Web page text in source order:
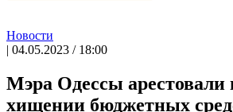
Новости
| 04.05.2023 / 18:00
Мэра Одессы арестовали
хищении бюджетных